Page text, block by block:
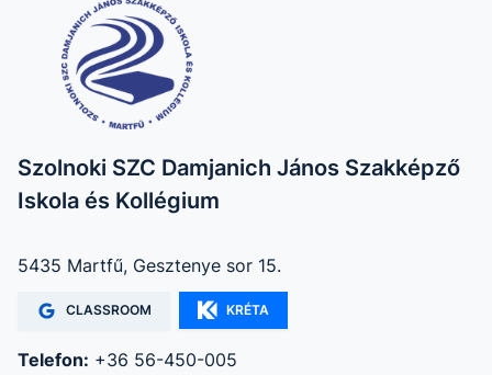
Szolnoki SZC Damjanich János Szakképző
Iskola és Kollégium
5435 Martfű, Gesztenye sor 15.
CLASSROOM KRÉTA
Telefon: +36 56-450-005